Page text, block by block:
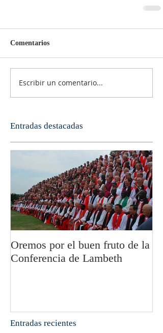
Comentarios
Escribir un comentario...
Entradas destacadas
Oremos por el buen fruto de la
Conferencia de Lambeth
Entradas recientes